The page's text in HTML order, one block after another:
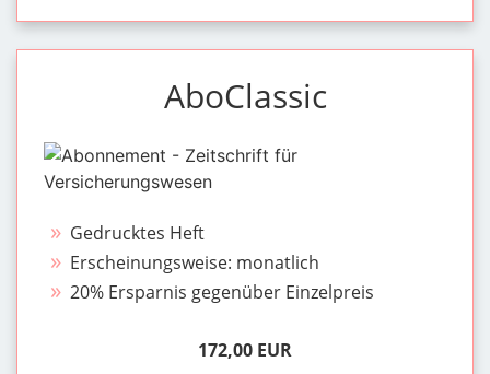
AboClassic
Gedrucktes Heft
Erscheinungsweise: monatlich
20% Ersparnis gegenüber Einzelpreis
172,00 EUR